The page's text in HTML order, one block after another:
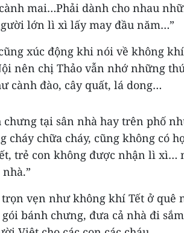
mai…Phải dành cho nhau
lớn lì xì lấy may đầu năm…”
xúc động khi nói về không
nên chị Thảo vẫn nhớ những
cành đào, cây quất, lá dong…
chưng tại sân nhà hay trên phố
chữa cháy, cũng không có
trẻ con không được nhận lì xì…
vẹn như không khí Tết ở quê
bánh chưng, đưa cả nhà đi